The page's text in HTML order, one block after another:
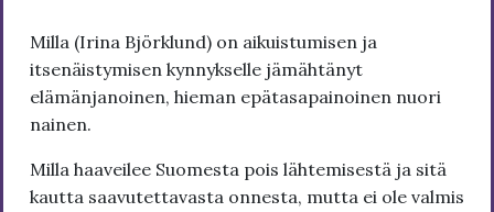
Milla (Irina Björklund) on aikuistumisen ja
itsenäistymisen kynnykselle jämähtänyt
elämänjanoinen, hieman epätasapainoinen nuori
nainen.
Milla haaveilee Suomesta pois lähtemisestä ja sitä
kautta saavutettavasta onnesta, mutta ei ole valmis